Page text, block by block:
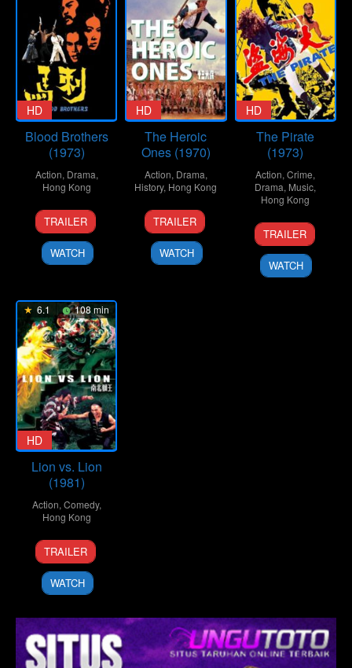
HD
Blood Brothers
(1973)
Action, Drama,
Hong Kong
24
Feb
1973
Chang
Cheh
TRAILER
WATCH
HD
The Heroic
Ones (1970)
Action, Drama,
History, Hong Kong
14
Aug
1970
Chang
Cheh
TRAILER
WATCH
HD
The Pirate
(1973)
Action,Crime,
Drama, Music,
Hong Kong
27
Jul
1973
Wu
Ma
TRAILER
WATCH
6.1 108 min
HD
Lion vs. Lion
(1981)
Action,Comedy,
Hong Kong
19
Feb
1981
Chin
Yuet-
Sang
TRAILER
WATCH